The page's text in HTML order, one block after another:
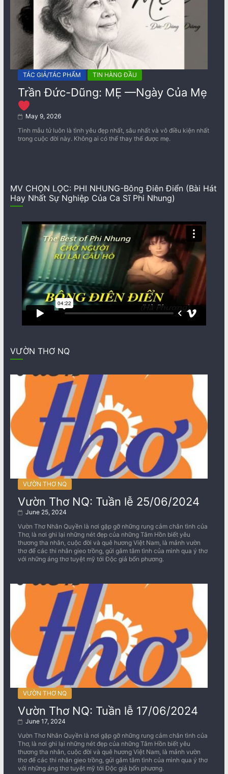
TÁC GIẢ/TÁC PHẨM TIN HÀNG ĐẦU
Trần Đức-Dũng: MẸ —Ngày Của Mẹ
May 9, 2026
Tình mẫu tử luôn là tình yêu đẹp nhất, sâu nhất và vô điều kiện nhất
trong cuộc đời này. Không ai có thể thay thế được mẹ.
MV CHỌN LỌC: PHI NHUNG-Bông Điên Điển (Bài Hát
Hay Nhất Sự Nghiệp Của Ca Sĩ Phi Nhung)
VƯỜN THƠ NQ
VƯỜN THƠ NQ
Vườn Thơ NQ: Tuần lễ 25/06/2024
June 25, 2024
Vườn Thơ Nhân Quyền là nơi gặp gỡ những rung cảm chân tình của
Thơ, là nơi ghi lại những nét đẹp của những Tâm Hồn biết yêu
thương tha nhân, cuộc đời và quê hương Việt Nam, là mảnh vườn
thơ để các thi nhân gieo trồng, gửi gắm tâm tình của mình qua ý thơ
với những áng thơ tuyệt mỹ tới Độc giả bốn phương.
VƯỜN THƠ NQ
Vườn Thơ NQ: Tuần lễ 17/06/2024
June 17, 2024
Vườn Thơ Nhân Quyền là nơi gặp gỡ những rung cảm chân tình của
Thơ, là nơi ghi lại những nét đẹp của những Tâm Hồn biết yêu
thương tha nhân, cuộc đời và quê hương Việt Nam, là mảnh vườn
thơ để các thi nhân gieo trồng, gửi gắm tâm tình của mình qua ý thơ
với những áng thơ tuyệt mỹ tới Độc giả bốn phương.